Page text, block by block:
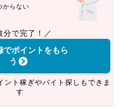
からない
分で完了！／
でポイントをもら
う
ント稼ぎやバイト探しもできま
す